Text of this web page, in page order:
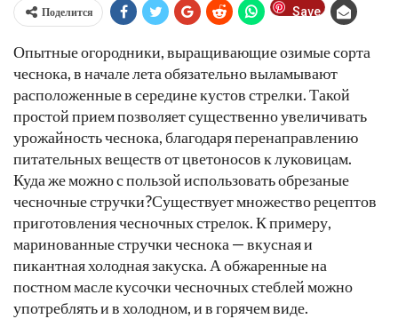
Поделится Save
Опытные огородники, выращивающие озимые сорта
чеснока, в начале лета обязательно выламывают
расположенные в середине кустов стрелки. Такой
простой прием позволяет существенно увеличивать
урожайность чеснока, благодаря перенаправлению
питательных веществ от цветоносов к луковицам.
Куда же можно с пользой использовать обрезаные
чесночные стручки?Существует множество рецептов
приготовления чесночных стрелок. К примеру,
маринованные стручки чеснока — вкусная и
пикантная холодная закуска. А обжаренные на
постном масле кусочки чесночных стеблей можно
употреблять и в холодном, и в горячем виде.